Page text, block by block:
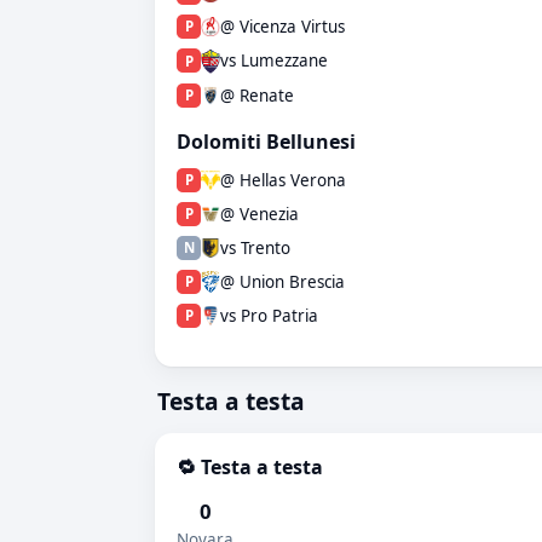
P @ Vicenza Virtus
P vs Lumezzane
P @ Renate
Dolomiti Bellunesi
P @ Hellas Verona
P @ Venezia
N vs Trento
P @ Union Brescia
P vs Pro Patria
Testa a testa
🔁 Testa a testa
0